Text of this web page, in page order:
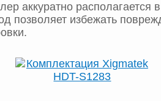
аккуратно располагается
позволяет избежать